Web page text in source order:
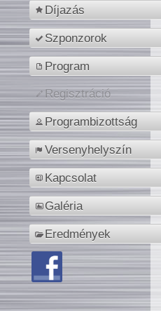
Díjazás
Szponzorok
Program
Regisztráció
Programbizottság
Versenyhelyszín
Kapcsolat
Galéria
Eredmények